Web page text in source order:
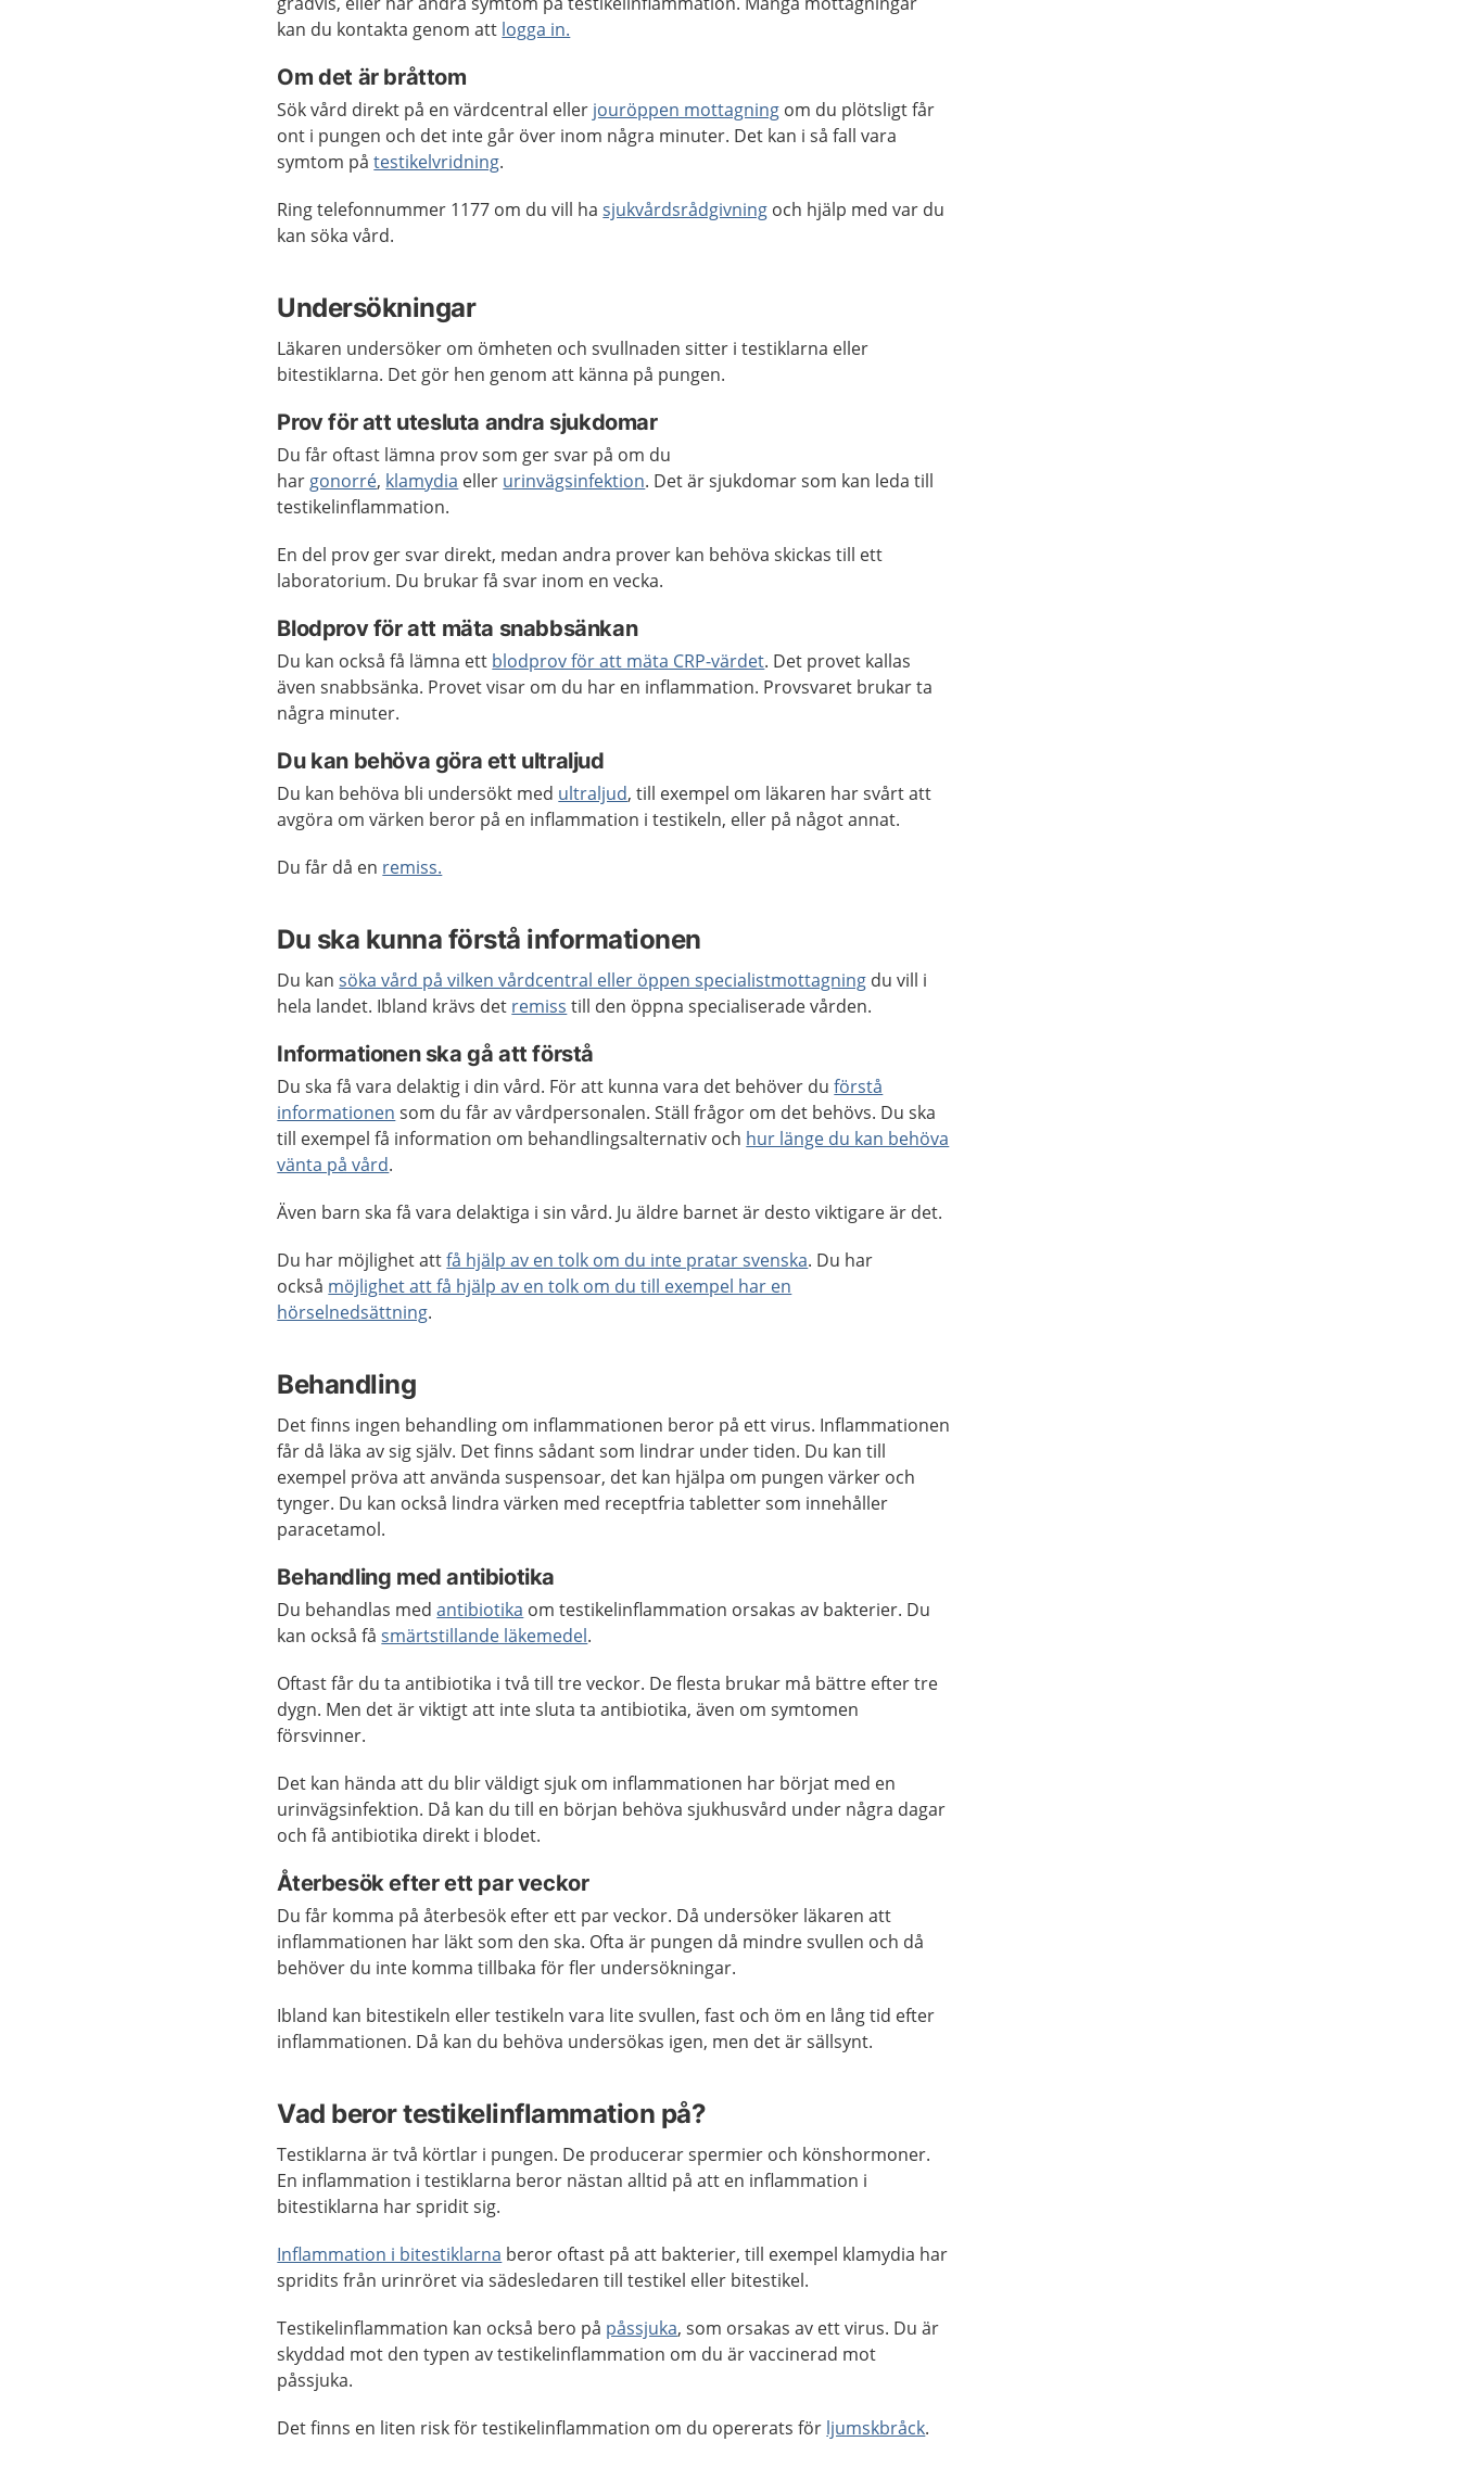
kan du kontakta genom att logga in.
Om det är bråttom
Sök vård direkt på en värdcentral eller jouröppen mottagning om du plötsligt får
ont i pungen och det inte går över inom några minuter. Det kan i så fall vara
symtom påtestikelvridning.
Ring telefonnummer 1177 om du vill hasjukvårdsrådgivning och hjälp med var du
kan söka vård.
Undersökningar
Läkaren undersöker om ömheten och svullnaden sitter i testiklarna eller
bitestiklarna. Det gör hen genom att känna på pungen.
Prov för att utesluta andra sjukdomar
Du får oftast lämna prov som ger svar på om du
har gonorré, klamydia eller urinvägsinfektion. Det är sjukdomar som kan leda till
testikelinflammation.
En del prov ger svar direkt, medan andra prover kan behöva skickas till ett
laboratorium. Du brukar få svar inom en vecka.
Blodprov för att mäta snabbsänkan
Du kan också få lämna ett blodprov för att mäta CRP-värdet. Det provet kallas
även snabbsänka. Provet visar om du har en inflammation. Provsvaret brukar ta
några minuter.
Du kan behöva göra ett ultraljud
Du kan behöva bli undersökt med ultraljud, till exempel om läkaren har svårt att
avgöra om värken beror på en inflammation i testikeln, eller på något annat.
Du får då en remiss.
Du ska kunna förstå informationen
Du kansöka vård på vilken vårdcentral eller öppen specialistmottagning du vill i
hela landet. Ibland krävs det remiss till den öppna specialiserade vården.
Informationen ska gå att förstå
Du ska få vara delaktig i din vård. För att kunna vara det behöver duförstå
informationen som du får av vårdpersonalen. Ställ frågor om det behövs. Du ska
till exempel få information om behandlingsalternativ och hur länge du kan behöva
vänta på vård.
Även barn ska få vara delaktiga i sin vård. Ju äldre barnet är desto viktigare är det.
Du har möjlighet attfå hjälp av en tolk om du inte pratar svenska. Du har
också möjlighet att få hjälp av en tolk om du till exempel har en
hörselnedsättning.
Behandling
Det finns ingen behandling om inflammationen beror på ett virus. Inflammationen
får då läka av sig själv. Det finns sådant som lindrar under tiden. Du kan till
exempel pröva att använda suspensoar, det kan hjälpa om pungen värker och
tynger. Du kan också lindra värken med receptfria tabletter som innehåller
paracetamol.
Behandling med antibiotika
Du behandlas medantibiotika om testikelinflammation orsakas av bakterier. Du
kan också fåsmärtstillande läkemedel.
Oftast får du ta antibiotika i två till tre veckor. De flesta brukar må bättre efter tre
dygn. Men det är viktigt att inte sluta ta antibiotika, även om symtomen
försvinner.
Det kan hända att du blir väldigt sjuk om inflammationen har börjat med en
urinvägsinfektion. Då kan du till en början behöva sjukhusvård under några dagar
och få antibiotika direkt i blodet.
Återbesök efter ett par veckor
Du får komma på återbesök efter ett par veckor. Då undersöker läkaren att
inflammationen har läkt som den ska. Ofta är pungen då mindre svullen och då
behöver du inte komma tillbaka för fler undersökningar.
Ibland kan bitestikeln eller testikeln vara lite svullen, fast och öm en lång tid efter
inflammationen. Då kan du behöva undersökas igen, men det är sällsynt.
Vad beror testikelinflammation på?
Testiklarna är två körtlar i pungen. De producerar spermier och könshormoner.
En inflammation i testiklarna beror nästan alltid på att en inflammation i
bitestiklarna har spridit sig.
Inflammation i bitestiklarna beror oftast på att bakterier, till exempel klamydia har
spridits från urinröret via sädesledaren till testikel eller bitestikel.
Testikelinflammation kan också bero på påssjuka, som orsakas av ett virus. Du är
skyddad mot den typen av testikelinflammation om du är vaccinerad mot
påssjuka.
Det finns en liten risk för testikelinflammation om du opererats för ljumskbråck.